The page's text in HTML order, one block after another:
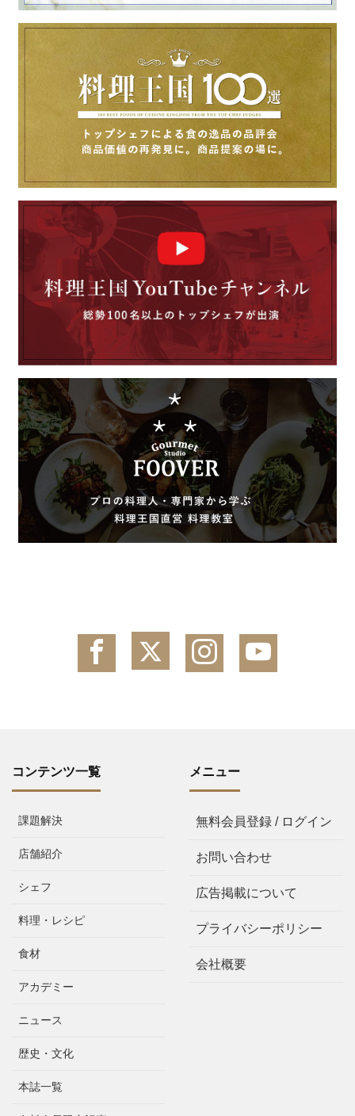
コンテンツ一覧
課題解決
店舗紹介
シェフ
料理・レシピ
食材
アカデミー
ニュース
歴史・文化
本誌一覧
メニュー
無料会員登録 / ログイン
お問い合わせ
広告掲載について
プライバシーポリシー
会社概要